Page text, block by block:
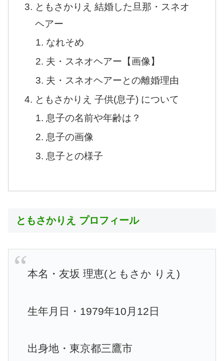
ともさかりえ 結婚した旦那・スネオ
ヘアー
なれそめ
夫・スネオヘアー【画像】
夫・スネオヘアーとの離婚理由
ともさかりえ 子供(息子) について
息子の名前や年齢は？
息子の画像
息子との様子
ともさかりえ プロフィール
本名・友坂 理恵(ともさか りえ)
生年月日・1979年10月12日
出身地・東京都三鷹市